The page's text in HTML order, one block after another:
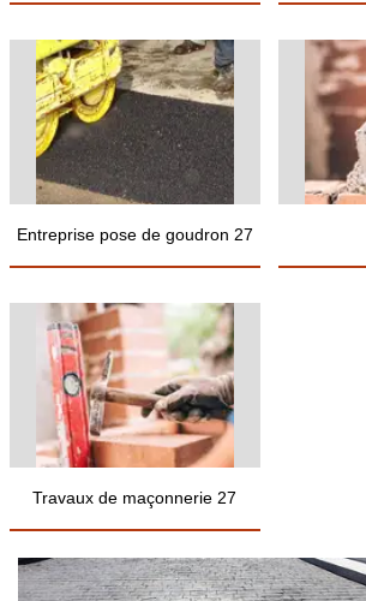
Entreprise pose de goudron 27
Travaux de maçonnerie 27